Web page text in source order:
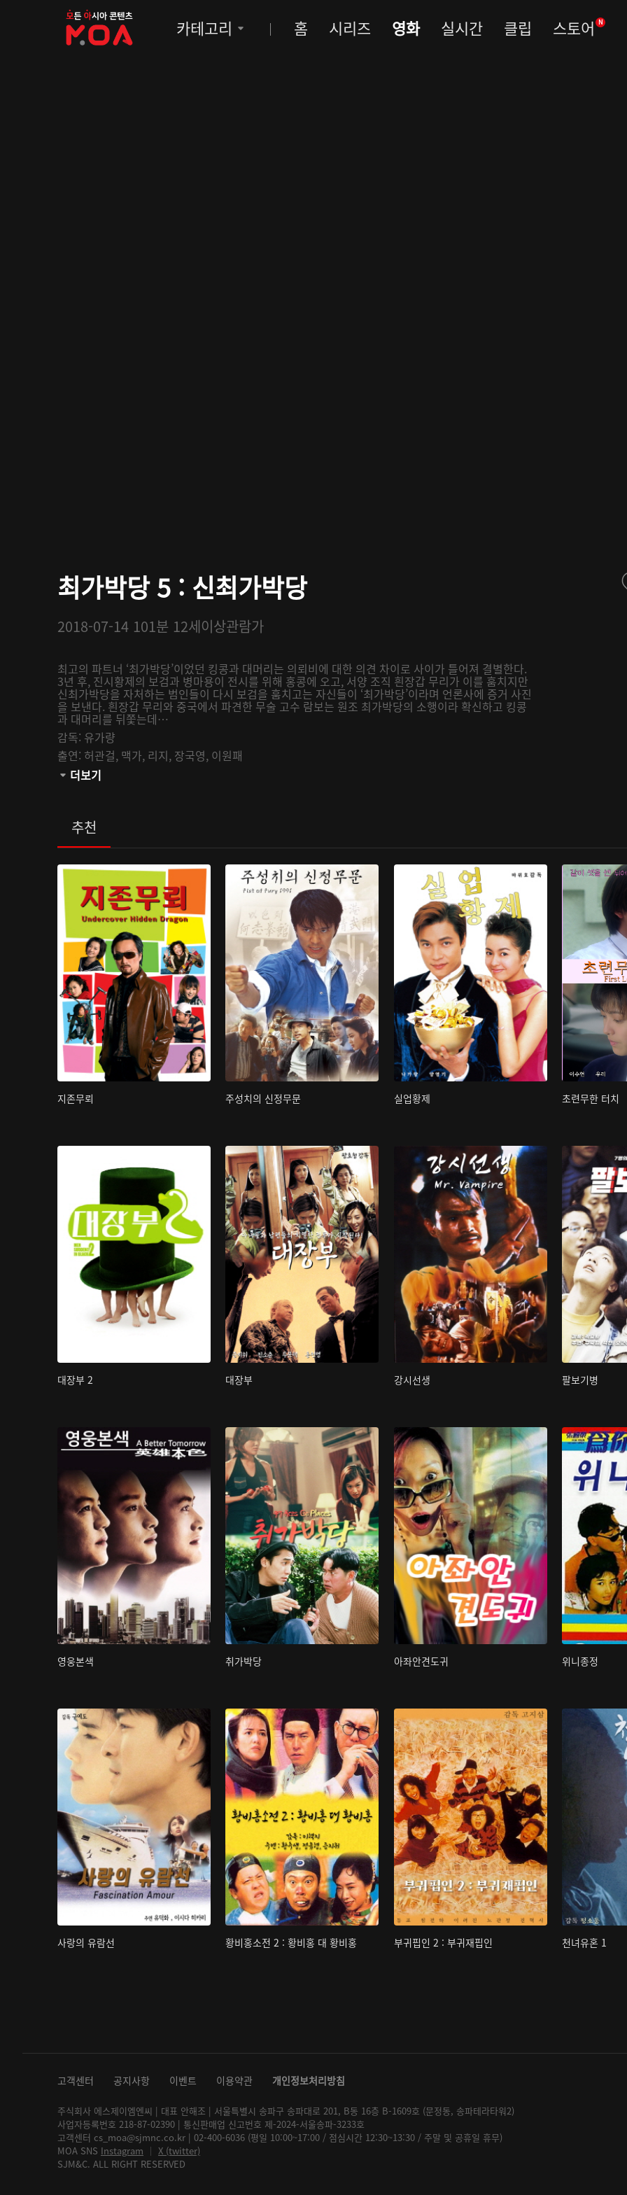
MOA
카테고리 홈 시리즈 영화 실시간 클립 스토어 N
최가박당 5 : 신최가박당
2018-07-14 101분 12세이상관람가
최고의 파트너 ‘최가박당’이었던 킹콩과 대머리는 의뢰비에 대한 의견 차이로 사이가 틀어져 결별한다.
3년 후, 진시황제의 보검과 병마용이 전시를 위해 홍콩에 오고, 서양 조직 흰장갑 무리가 이를 훔치지만
신최가박당을 자처하는 범인들이 다시 보검을 훔치고는 자신들이 ‘최가박당’이라며 언론사에 증거 사진
을 보낸다. 흰장갑 무리와 중국에서 파견한 무술 고수 람보는 원조 최가박당의 소행이라 확신하고 킹콩
과 대머리를 뒤쫓는데…
감독: 유가량
출연: 허관걸, 맥가, 리지, 장국영, 이원패
관람등급:
더보기
추천
지존무뢰 주성치의 신정무문 실업황제 초련무한 터치
대장부 2 대장부 강시선생 팔보기병
영웅본색 취가박당 아좌안견도귀 위니종정
사랑의 유람선 황비홍소전 2 : 황비홍 대 황비홍 부귀핍인 2 : 부귀재핍인 천녀유혼 1
고객센터 공지사항 이벤트 이용약관 개인정보처리방침
주식회사 에스제이엠엔씨 | 대표 안해조 | 서울특별시 송파구 송파대로 201, B동 16층 B-1609호 (문정동, 송파테라타워2)
사업자등록번호 218-87-02390 | 통신판매업 신고번호 제-2024-서울송파-3233호
고객센터 cs_moa@sjmnc.co.kr | 02-400-6036 (평일 10:00~17:00 / 점심시간 12:30~13:30 / 주말 및 공휴일 휴무)
MOA SNS Instagram │ X (twitter)
SJM&C. ALL RIGHT RESERVED